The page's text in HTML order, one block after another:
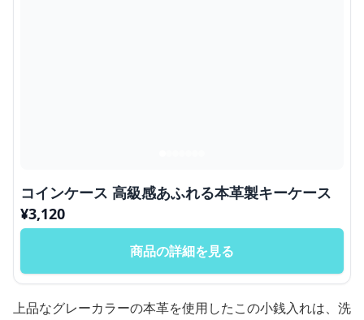
コインケース 高級感あふれる本革製キーケース
¥3,120
商品の詳細を見る
上品なグレーカラーの本革を使用したこの小銭入れは、洗